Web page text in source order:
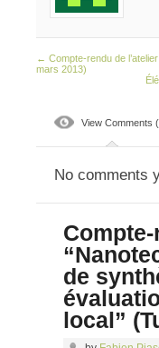
← Compte-rendu de
mars 2013)
View Comments
No comments
de
local”